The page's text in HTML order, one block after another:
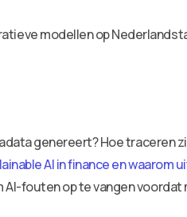
modellen op
genereert? Hoe traceren
AI in finance en waarom
fouten op te vangen